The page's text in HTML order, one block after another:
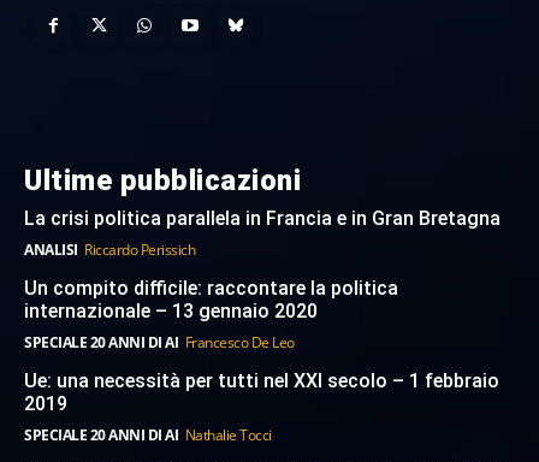
Ultime pubblicazioni
La crisi politica parallela in Francia e in Gran Bretagna
ANALISI Riccardo Perissich
Un compito difficile: raccontare la politica
internazionale – 13 gennaio 2020
SPECIALE 20 ANNI DI AI Francesco De Leo
Ue: una necessità per tutti nel XXI secolo – 1 febbraio
2019
SPECIALE 20 ANNI DI AI Nathalie Tocci